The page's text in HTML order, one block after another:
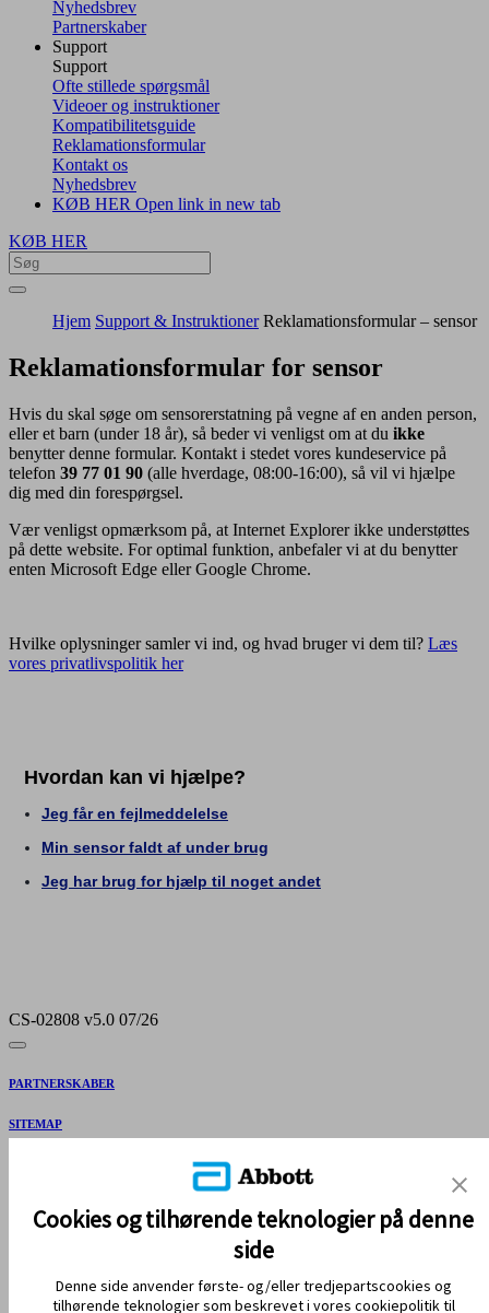
Nyhedsbrev
Partnerskaber
Support
Support
Ofte stillede spørgsmål
Videoer og instruktioner
Kompatibilitetsguide
Reklamationsformular
Kontakt os
Nyhedsbrev
KØB HER Open link in new tab
KØB HER
Hjem Support & Instruktioner Reklamationsformular – sensor
Reklamationsformular for sensor
Hvis du skal søge om sensorerstatning på vegne af en anden person,
eller et barn (under 18 år), så beder vi venligst om at du ikke
benytter denne formular. Kontakt i stedet vores kundeservice på
telefon 39 77 01 90 (alle hverdage, 08:00-16:00), så vil vi hjælpe
dig med din forespørgsel. ​
Vær venligst opmærksom på, at Internet Explorer ikke understøttes
på dette website. For optimal funktion, anbefaler vi at du benytter
enten Microsoft Edge eller Google Chrome.
Hvilke oplysninger samler vi ind, og hvad bruger vi dem til? Læs
vores privatlivspolitik her
CS-02808 v5.0 07/26
PARTNERSKABER
SITEMAP
REFERENCER & ANSVARSFRASKRIVELSE
Cookies og tilhørende teknologier på denne
side
Denne side anvender første- og/eller tredjepartscookies og
tilhørende teknologier som beskrevet i vores cookiepolitik til